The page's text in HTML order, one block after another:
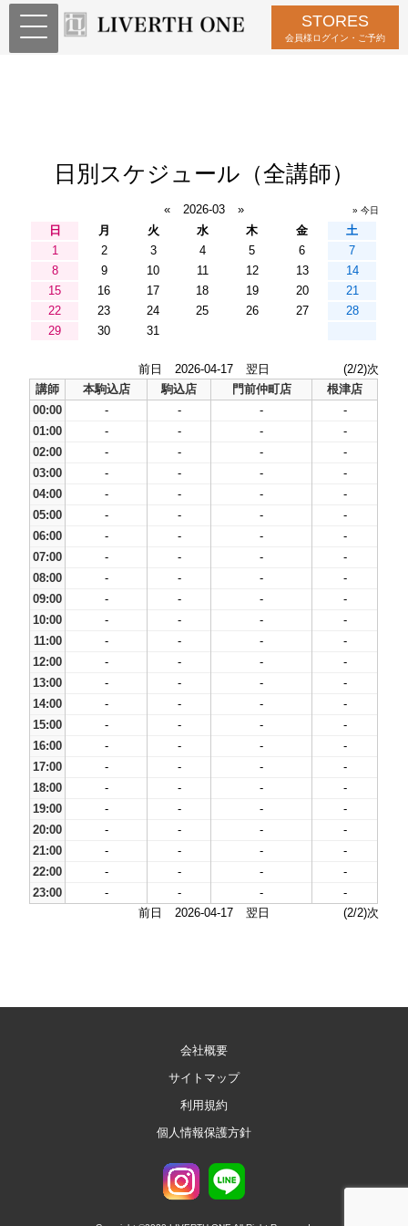
STORES
会員様ログイン・ご予約
日別スケジュール（全講師）
« 2026-03 » » 今日
日 月 火 水 木 金
土
1
2 3 4 5 6
7
8
9 10 11 12 13
14
15
16 17 18 19 20
21
22
23 24 25 26 27
28
29
30 31
前日 2026-04-17 翌日
(2/2)次
講師
本駒込店 駒込店 門前仲町店
根津店
00:00
- - -
-
01:00
- - -
-
02:00
- - -
-
03:00
- - -
-
04:00
- - -
-
05:00
- - -
-
06:00
- - -
-
07:00
- - -
-
08:00
- - -
-
09:00
- - -
-
10:00
- - -
-
11:00
- - -
-
12:00
- - -
-
13:00
- - -
-
14:00
- - -
-
15:00
- - -
-
16:00
- - -
-
17:00
- - -
-
18:00
- - -
-
19:00
- - -
-
20:00
- - -
-
21:00
- - -
-
22:00
- - -
-
23:00
- - -
-
前日
2026-04-17 翌日 (2/2)次
会社概要
サイトマップ
利用規約
個人情報保護方針